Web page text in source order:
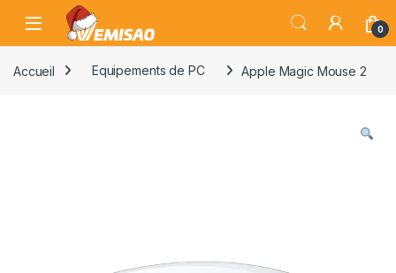
Skip to navigation
Skip to content
Open 0
Accueil Equipements de PC Apple Magic Mouse 2